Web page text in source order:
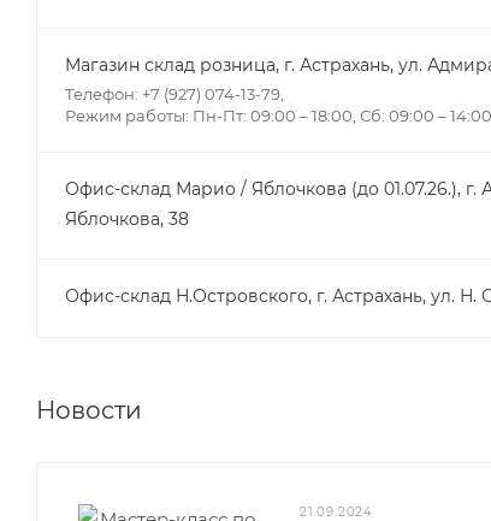
Магазин склад розница, г. Астрахань, ул.
Телефон: +7 (927) 074-13-79,
Режим работы: Пн-Пт: 09:00 – 18:00, Сб: 09:00 –
Офис-склад Марио / Яблочкова (до 01.07.26.), г.
Яблочкова, 38
Офис-склад Н.Островского, г. Астрахань, ул. Н.
Новости
21.09.2024